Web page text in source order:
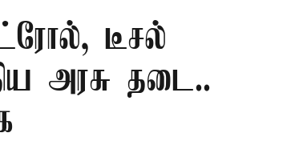
டீசல்
அரசு தடை..